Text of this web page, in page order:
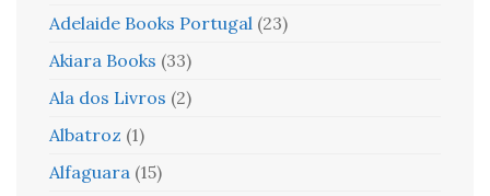
Adelaide Books Portugal (23)
Akiara Books (33)
Ala dos Livros (2)
Albatroz (1)
Alfaguara (15)